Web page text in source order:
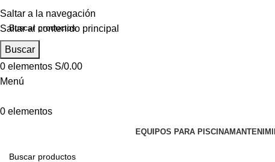
Saltar a la navegación
Saltar al contenido principal
Buscar
0 elementos S/0.00
Menú
0 elementos
EQUIPOS PARA PISCINA